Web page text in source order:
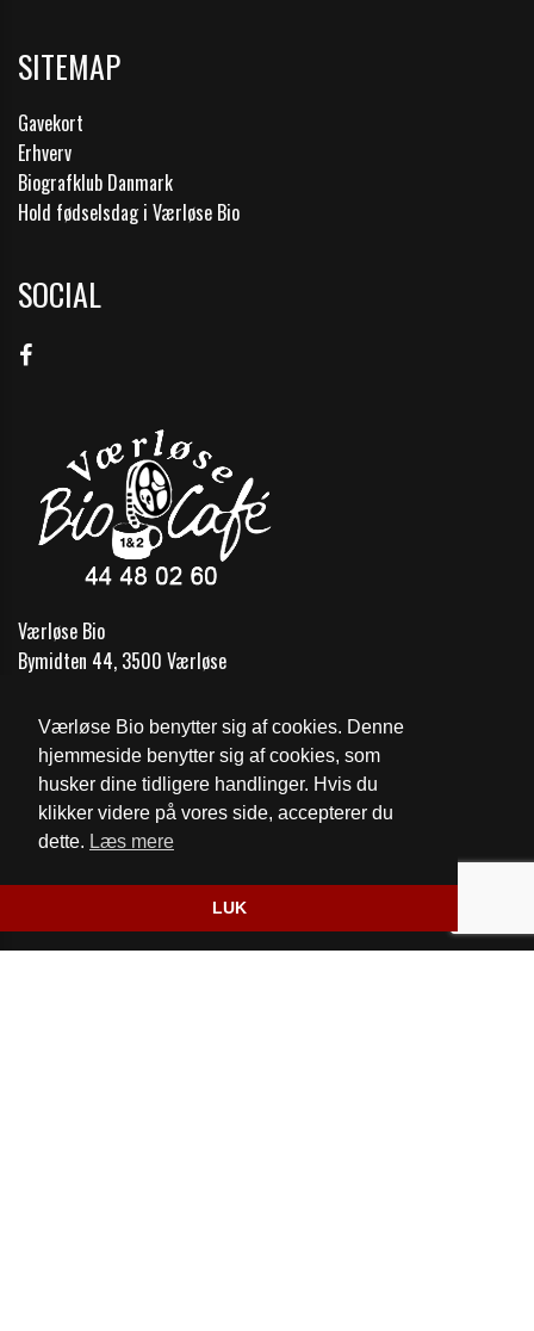
Værløse Bio benytter sig af cookies. Denne
hjemmeside benytter sig af cookies, som
husker dine tidligere handlinger. Hvis du
klikker videre på vores side, accepterer du
dette. Læs mere
LUK
SITEMAP
Gavekort
Erhverv
Biografklub Danmark
Hold fødselsdag i Værløse Bio
SOCIAL
Værløse Bio
Bymidten 44, 3500 Værløse
Telefon: 44 48 02 60
Email: vaerlosebio@gmail.com
Cookie- og privatlivspolitik